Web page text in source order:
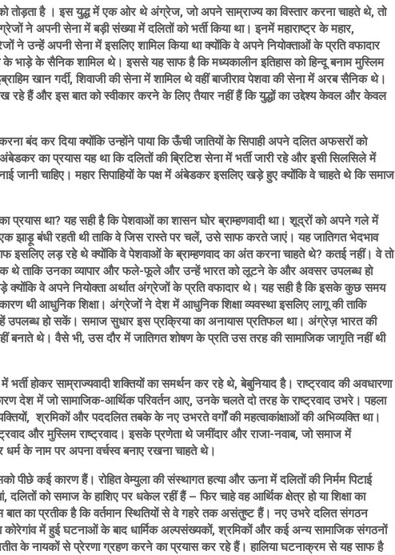
तोड़ता है । इस युद्ध में एक ओर थे अंग्रेज, जो अपने साम्राज्य का विस्तार करना चाहते थे, तो
ने अपनी सेना में बड़ी संख्या में दलितों को भर्ती किया था। इनमें महाराष्ट्र के महार,
ने उन्हें अपनी सेना में इसलिए शामिल किया था क्योंकि वे अपने नियोक्ताओं के प्रति वफादार
के सैनिक शामिल थे। इससे यह साफ है कि मध्यकालीन इतिहास को हिन्दू बनाम मुस्लिम
खान गर्दी, शिवाजी की सेना में शामिल थे वहीं बाजीराव पेशवा की सेना में अरब सैनिक थे।
रहे हैं और इस बात को स्वीकार करने के लिए तैयार नहीं हैं कि युद्धों का उद्देश्य केवल और केवल
बंद कर दिया क्योंकि उन्होंने पाया कि ऊँची जातियों के सिपाही अपने दलित अफसरों को
का प्रयास यह था कि दलितों की ब्रिटिश सेना में भर्ती जारी रहे और इसी सिलसिले में
जानी चाहिए। महार सिपाहियों के पक्ष में अंबेडकर इसलिए खड़े हुए क्योंकि वे चाहते थे कि समाज
प्रयास था? यह सही है कि पेशवाओं का शासन घोर ब्राम्हणवादी था। शूद्रों को अपने गले में
बंधी रहती थी ताकि वे जिस रास्ते पर चलें, उसे साफ करते जाएं। यह जातिगत भेदभाव
इसलिए लड़ रहे थे क्योंकि वे पेशवाओं के ब्राम्हणवाद का अंत करना चाहते थे? कतई नहीं। वे तो
थे ताकि उनका व्यापार और फले-फूले और उन्हें भारत को लूटने के और अवसर उपलब्ध हो
क्योंकि वे अपने नियोक्ता अर्थात अंग्रेजों के प्रति वफादार थे। यह सही है कि इसके कुछ समय
थी आधुनिक शिक्षा। अंग्रेजों ने देश में आधुनिक शिक्षा व्यवस्था इसलिए लागू की ताकि
उपलब्ध हो सकें। समाज सुधार इस प्रक्रिया का अनायास प्रतिफल था। अंग्रेज़ भारत की
बनाते थे। वैसे भी, उस दौर में जातिगत शोषण के प्रति उस तरह की सामाजिक जागृति नहीं थी
भर्ती होकर साम्राज्यवादी शक्तियों का समर्थन कर रहे थे, बेबुनियाद है। राष्ट्रवाद की अवधारणा
देश में जो सामाजिक-आर्थिक परिवर्तन आए, उनके चलते दो तरह के राष्ट्रवाद उभरे। पहला
व्यक्तियों, श्रमिकों और पददलित तबके के नए उभरते वर्गों की महत्वाकांक्षाओं की अभिव्यक्ति था।
और मुस्लिम राष्ट्रवाद। इसके प्रणेता थे जमींदार और राजा-नवाब, जो समाज में
के नाम पर अपना वर्चस्व बनाए रखना चाहते थे।
पीछे कई कारण हैं। रोहित वेम्युला की संस्थागत हत्या और ऊना में दलितों की निर्मम पिटाई
, दलितों को समाज के हाशिए पर धकेल रहीं हैं – फिर चाहे वह आर्थिक क्षेत्र हो या शिक्षा का
बात का प्रतीक है कि वर्तमान स्थितियों से वे गहरे तक असंतुष्ट हैं। नए उभरे दलित संगठन
में हुई घटनाओं के बाद धार्मिक अल्पसंख्यकों, श्रमिकों और कई अन्य सामाजिक संगठनों
के नायकों से प्रेरणा ग्रहण करने का प्रयास कर रहे हैं। हालिया घटनाक्रम से यह साफ है